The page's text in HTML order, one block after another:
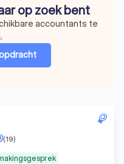
op zoek bent
accountants te
(19)